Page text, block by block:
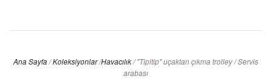
Ana Sayfa / Koleksiyonlar /Havacılık / "Tipitip" uçaktan çıkma trolley / Servis
arabası